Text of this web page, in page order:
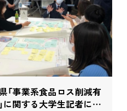
「事業系食品ロス削減有
に関する大学生記者に選